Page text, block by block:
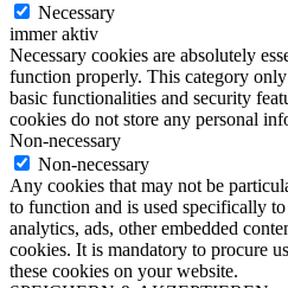
Necessary
immer aktiv
Necessary cookies are absolutely
function properly. This category
basic functionalities and security
cookies do not store any personal
Non-necessary
Non-necessary
Any cookies that may not be
to function and is used specifically
analytics, ads, other embedded
cookies. It is mandatory to procure
these cookies on your website.